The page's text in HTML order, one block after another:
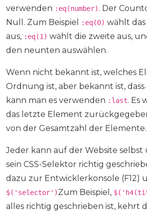
verwenden :eq(number). Der
Null. Zum Beispiel
:eq(0) wählt
aus, :eq(1) wählt die zweite aus,
den neunten auswählen.
Wenn nicht bekannt ist, welches
Ordnung ist, aber bekannt ist, dass
kann man es verwenden :last. Es
das letzte Element
von der Gesamtzahl der Elemente.
Jeder kann auf der Website
sein CSS-Selektor richtig
dazu zur Entwicklerkonsole (F12)
$('selector')Zum Beispiel,
alles richtig geschrieben ist, kehrt